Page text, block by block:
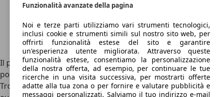
Il prezzo medio da nuova partiva dai 35.000 euro. È
possibile trovare all'interno del mercato dell'usato auto, un
Trooper su cifre leggermente al di sopra dei cinquemila
Funzionalità avanzate della pagina
Noi e terze parti utilizziamo vari strumenti tecnologici,
inclusi cookie e strumenti simili sul nostro sito web, per
offrirti funzionalità estese del sito e garantire
un'esperienza utente migliorata. Attraverso queste
funzionalità estese, consentiamo la personalizzazione
della nostra offerta, ad esempio, per continuare le tue
ricerche in una visita successiva, per mostrarti offerte
adatte alla tua zona o per fornire e valutare pubblicità e
messaggi personalizzati. Salviamo il tuo indirizzo e-mail